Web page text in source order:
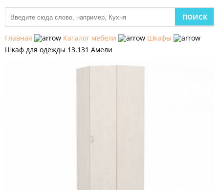
Главная Каталог мебели
Шкафы
Шкаф для одежды 13.131 Амели
МЕБЕЛЬ
КУХНИ